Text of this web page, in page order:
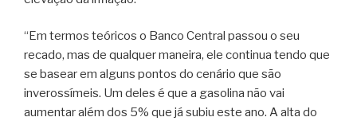
“Em termos teóricos o Banco Central passou o seu
recado, mas de qualquer maneira, ele continua tendo que
se basear em alguns pontos do cenário que são
inverossímeis. Um deles é que a gasolina não vai
aumentar além dos 5% que já subiu este ano. A alta do